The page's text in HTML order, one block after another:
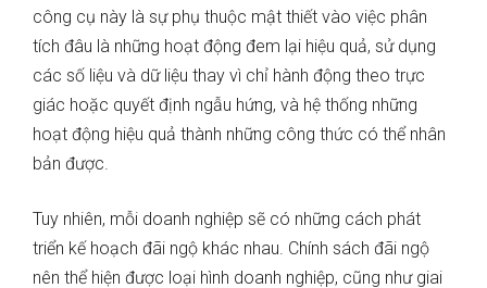
công cụ này là sự phụ thuộc mật thiết vào việc phân
tích đâu là những hoạt động đem lại hiệu quả, sử dụng
các số liệu và dữ liệu thay vì chỉ hành động theo trực
giác hoặc quyết định ngẫu hứng, và hệ thống những
hoạt động hiệu quả thành những công thức có thể nhân
bản được.
Tuy nhiên, mỗi doanh nghiệp sẽ có những cách phát
triển kế hoạch đãi ngộ khác nhau. Chính sách đãi ngộ
nên thể hiện được loại hình doanh nghiệp, cũng như giai